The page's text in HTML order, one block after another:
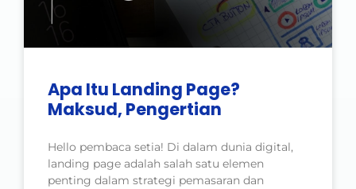
Apa Itu Landing Page?
Maksud, Pengertian
Hello pembaca setia! Di dalam dunia digital,
landing page adalah salah satu elemen
penting dalam strategi pemasaran dan